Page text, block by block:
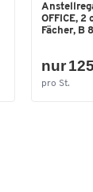
OFFICE, 2
Fächer, B
nur
pro St.